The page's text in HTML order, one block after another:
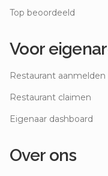
Top beoordeeld
Voor
Restaurant aanmelden
Restaurant claimen
Eigenaar dashboard
Over ons